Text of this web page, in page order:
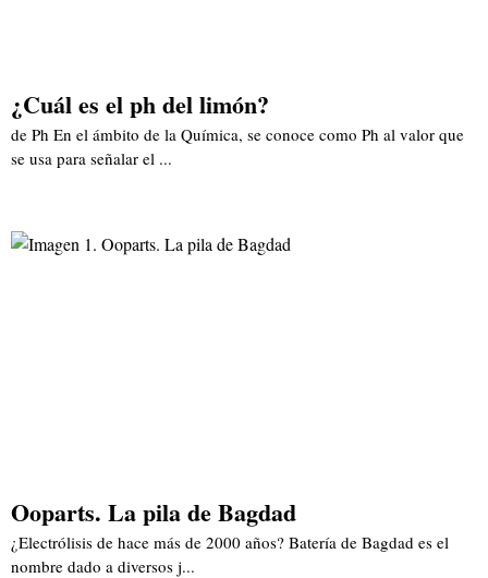
¿Cuál es el ph del limón?
de Ph En el ámbito de la Química, se conoce como Ph al valor que
se usa para señalar el ...
Ooparts. La pila de Bagdad
¿Electrólisis de hace más de 2000 años? Batería de Bagdad es el
nombre dado a diversos j...